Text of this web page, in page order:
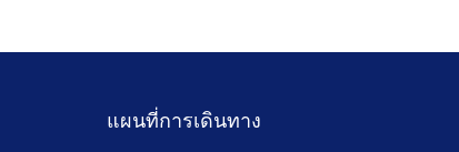
แผนที่การเดินทาง